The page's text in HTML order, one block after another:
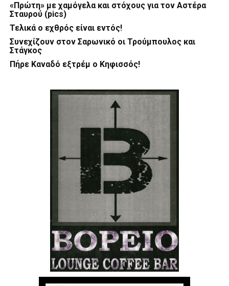
«Πρώτη» με χαμόγελα και στόχους για τον Αστέρα
Σταυρού (pics)
Τελικά ο εχθρός είναι εντός!
Συνεχίζουν στον Σαρωνικό οι Τρούμπουλος και
Στάγκος
Πήρε Καναδό εξτρέμ ο Κηφισσός!